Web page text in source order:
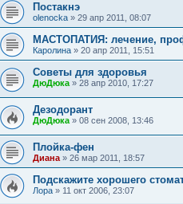
Постакнэ
olenocka » 29 апр 2011, 08:07
МАСТОПАТИЯ: лечение,
Каролина » 20 апр 2011, 15:51
Советы для здоровья
ДюДюка» 28 апр 2010, 17:27
Дезодорант
ДюДюка » 08 сен 2008, 13:46
Плойка-фен
Диана » 26 мар 2011, 18:57
Подскажите хорошего
Лора » 11 окт 2006, 23:07